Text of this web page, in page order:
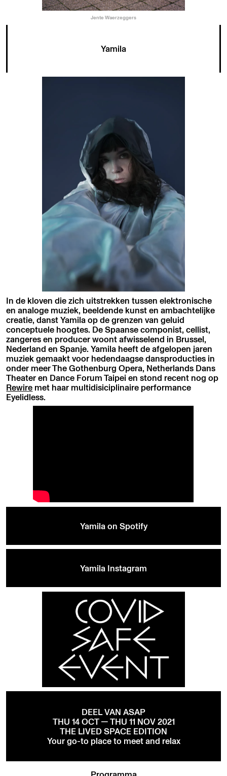
Jente Waerzeggers
Yamila
In de kloven die zich uitstrekken tussen elektronische
en analoge muziek, beeldende kunst en ambachtelijke
creatie, danst Yamila op de grenzen van geluid
conceptuele hoogtes. De Spaanse componist, cellist,
zangeres en producer woont afwisselend in Brussel,
Nederland en Spanje. Yamila heeft de afgelopen jaren
muziek gemaakt voor hedendaagse dansproducties in
onder meer The Gothenburg Opera, Netherlands Dans
Theater en Dance Forum Taipei en stond recent nog op
Rewire met haar multidisiciplinaire performance
Eyelidless.
Yamila on Spotify
Yamila Instagram
DEEL VAN ASAP
THU 14 OCT — THU 11 NOV 2021
THE LIVED SPACE EDITION
Your go-to place to meet and relax